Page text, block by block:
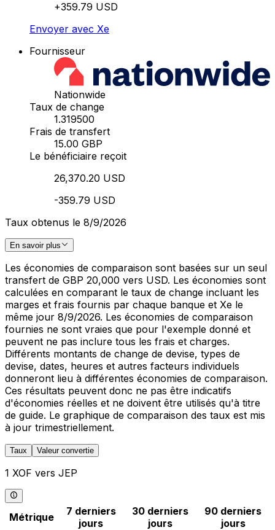
+359.79 USD
Envoyer avec Xe
Fournisseur
Nationwide
Taux de change
1.319500
Frais de transfert
15.00 GBP
Le bénéficiaire reçoit
26,370.20 USD
-359.79 USD
Taux obtenus le 8/9/2026
En savoir plus
Les économies de comparaison sont basées sur un seul
transfert de GBP 20,000 vers USD. Les économies sont
calculées en comparant le taux de change incluant les
marges et frais fournis par chaque banque et Xe le
même jour 8/9/2026. Les économies de comparaison
fournies ne sont vraies que pour l'exemple donné et
peuvent ne pas inclure tous les frais et charges.
Différents montants de change de devise, types de
devise, dates, heures et autres facteurs individuels
donneront lieu à différentes économies de comparaison.
Ces résultats peuvent donc ne pas être indicatifs
d'économies réelles et ne doivent être utilisés qu'à titre
de guide. Le graphique de comparaison des taux est mis
à jour trimestriellement.
Taux Valeur convertie
1 XOF vers JEP
Métrique
7 derniers
jours
30 derniers
jours
90 derniers
jours